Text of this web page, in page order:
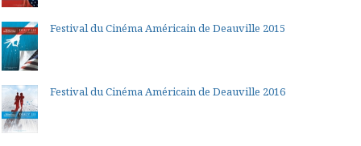
Festival du Cinéma Américain de Deauville 2015
Festival du Cinéma Américain de Deauville 2016